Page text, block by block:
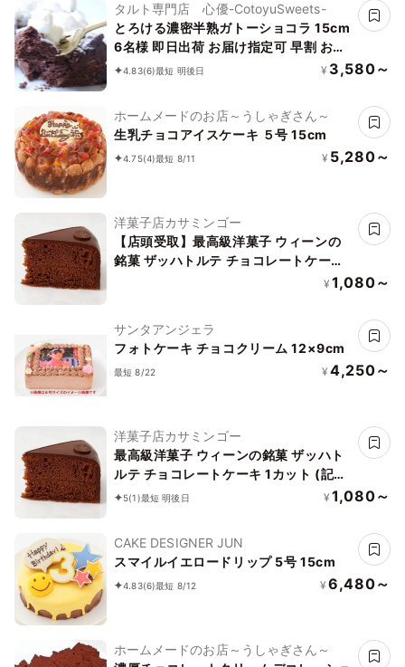
タルト専門店 心優-CotoyuSweets-
とろける濃密半熟ガトーショコラ 15cm
6名様 即日出荷 お届け指定可 早割 お取
り寄せ 誕生日ケーキ メディア掲載店 お
4.83(6)最短 明後日 ¥ 3,580～
ホームメードのお店～うしゃぎさん～
生乳チョコアイスケーキ ５号 15cm
4.75(4)最短 8/11 ¥ 5,280～
洋菓子店カサミンゴー
【店頭受取】最高級洋菓子 ウィーンの
銘菓 ザッハトルテ チョコレートケーキ
¥ 1,080～
サンタアンジェラ
フォトケーキ チョコクリーム 12×9cm
最短 8/22 ¥ 4,250～
洋菓子店カサミンゴー
最高級洋菓子 ウィーンの銘菓 ザッハト
ルテ チョコレートケーキ 1カット (記念
日＆)
5(1)最短 明後日 ¥ 1,080～
CAKE DESIGNER JUN
スマイルイエロードリップ 5号 15cm
4.83(6)最短 8/12 ¥ 6,480～
ホームメードのお店～うしゃぎさん～